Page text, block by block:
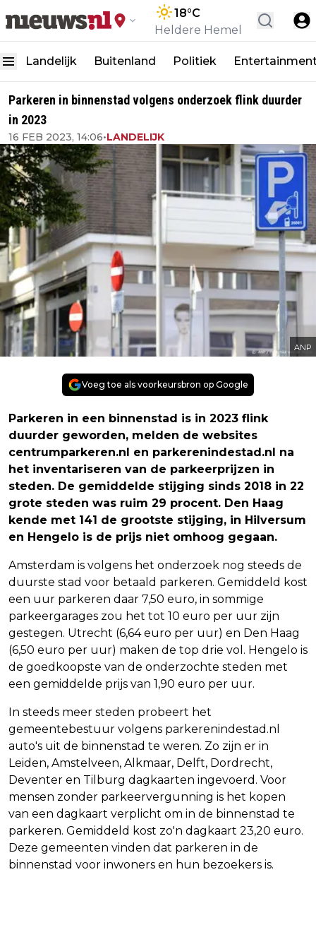
18°C
Heldere Hemel
Landelijk Buitenland Politiek
Parkeren in binnenstad volgens onderzoek flink duurder
in 2023
16 FEB 2023, 14:06•LANDELIJK
ANP
Voeg toe als voorkeursbron op Google
Parkeren in een binnenstad is in 2023 flink
duurder geworden, melden de websites
centrumparkeren.nl en parkerenindestad.nl na
het inventariseren van de parkeerprijzen in
steden. De gemiddelde stijging sinds 2018 in 22
grote steden was ruim 29 procent. Den Haag
kende met 141 de grootste stijging, in Hilversum
en Hengelo is de prijs niet omhoog gegaan.
Amsterdam is volgens het onderzoek nog steeds de
duurste stad voor betaald parkeren. Gemiddeld kost
een uur parkeren daar 7,50 euro, in sommige
parkeergarages zou het tot 10 euro per uur zijn
gestegen. Utrecht (6,64 euro per uur) en Den Haag
(6,50 euro per uur) maken de top drie vol. Hengelo is
de goedkoopste van de onderzochte steden met
een gemiddelde prijs van 1,90 euro per uur.
In steeds meer steden probeert het
gemeentebestuur volgens parkerenindestad.nl
auto's uit de binnenstad te weren. Zo zijn er in
Leiden, Amstelveen, Alkmaar, Delft, Dordrecht,
Deventer en Tilburg dagkaarten ingevoerd. Voor
mensen zonder parkeervergunning is het kopen
van een dagkaart verplicht om in de binnenstad te
parkeren. Gemiddeld kost zo'n dagkaart 23,20 euro.
Deze gemeenten vinden dat parkeren in de
binnenstad voor inwoners en hun bezoekers is.